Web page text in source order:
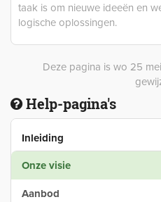
taak is om nieuwe ideeën en
logische oplossingen.
Deze pagina is wo 25
Help-pagina's
Inleiding
Onze visie
Aanbod